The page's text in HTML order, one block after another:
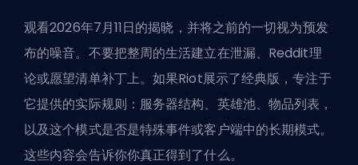
观看2026年7月11日的揭晓，并将之前的一切视为预发
布的噪音。不要把整周的生活建立在泄漏、Reddit理
论或愿望清单补丁上。如果Riot展示了经典版，专注于
它提供的实际规则：服务器结构、英雄池、物品列表，
以及这个模式是否是特殊事件或客户端中的长期模式。
这些内容会告诉你你真正得到了什么。